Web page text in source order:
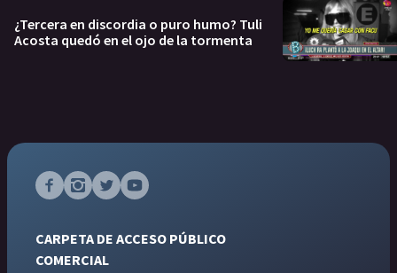
¿Tercera en discordia o puro humo? Tuli
Acosta quedó en el ojo de la tormenta
CARPETA DE ACCESO PÚBLICO
COMERCIAL